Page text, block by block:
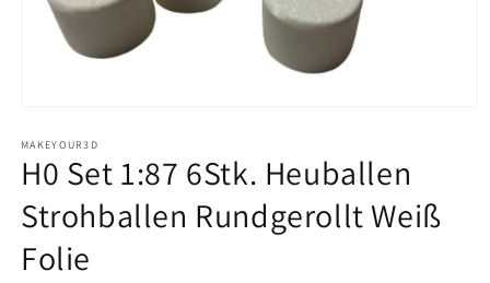
in
Modal
öffnen
MAKEYOUR3D
H0 Set 1:87 6Stk. Heuballen
Strohballen Rundgerollt Weiß
Folie